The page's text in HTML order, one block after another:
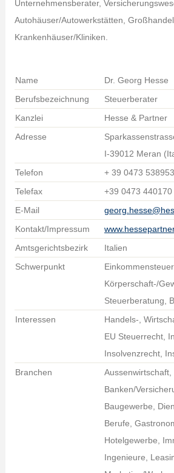
Unternehmensberater,
Autohäuser/Autowerkstätten,
Krankenhäuser/Kliniken.
Name
Dr. Georg Hesse
Berufsbezeichnung
Steuerberater
Kanzlei
Hesse & Partner
Adresse
I-39012 Meran
Telefon
+ 39 0473 538953
Telefax
+39 0473 440170
E-Mail
Kontakt/Impressum
Amtsgerichtsbezirk
Italien
Schwerpunkt
Körperschaft-/
Steuerberatung,
Interessen
Handels-,
EU Steuerrecht,
Insolvenzrecht,
Branchen
Aussenwirtschaft,
Banken/
Baugewerbe,
Berufe,
Hotelgewerbe,
Ingenieure,